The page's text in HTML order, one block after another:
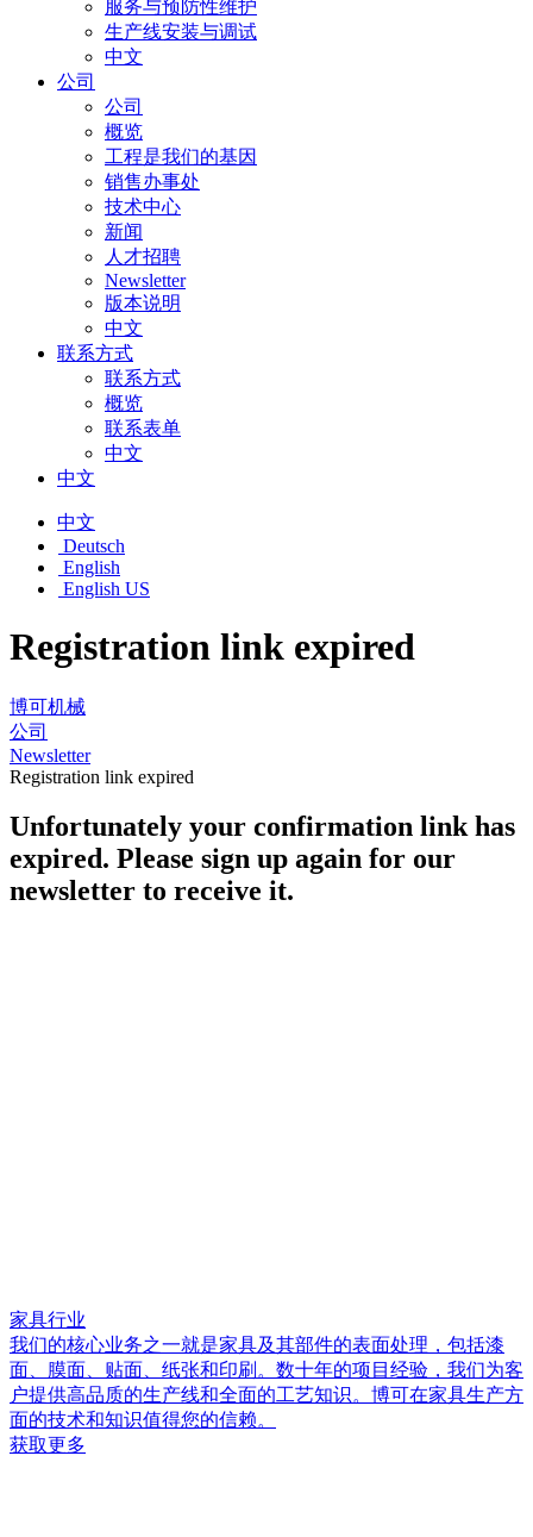
服务与预防性维护
生产线安装与调试
中文
公司
公司
概览
工程是我们的基因
销售办事处
技术中心
新闻
人才招聘
Newsletter
版本说明
中文
联系方式
联系方式
概览
联系表单
中文
中文
中文
Deutsch
English
English US
Registration link expired
博可机械
公司
Newsletter
Registration link expired
Unfortunately your confirmation link has
expired. Please sign up again for our
newsletter to receive it.
家具行业
我们的核心业务之一就是家具及其部件的表面处理，包括漆
面、膜面、贴面、纸张和印刷。数十年的项目经验，我们为客
户提供高品质的生产线和全面的工艺知识。博可在家具生产方
面的技术和知识值得您的信赖。
获取更多